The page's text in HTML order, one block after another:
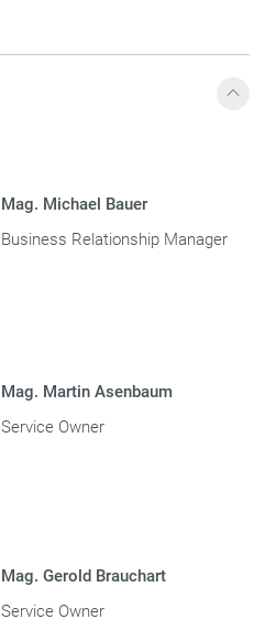
Mag. Michael Bauer
Business Relationship Manager
Mag. Martin Asenbaum
Service Owner
Mag. Gerold Brauchart
Service Owner